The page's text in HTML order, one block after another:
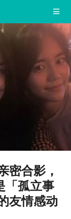
密合影，
「孤立事
友情感动